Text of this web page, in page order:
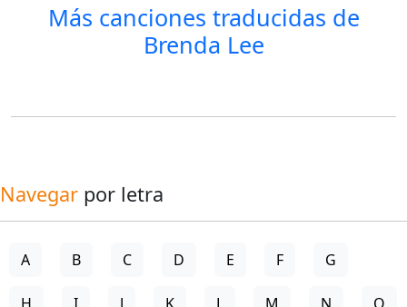
Más canciones traducidas de
Brenda Lee
Navegar por letra
A B C D E F G